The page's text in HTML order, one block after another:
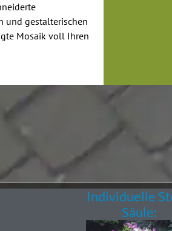
und gestalterischen
Mosaik voll Ihren
Individuelle
Säule: